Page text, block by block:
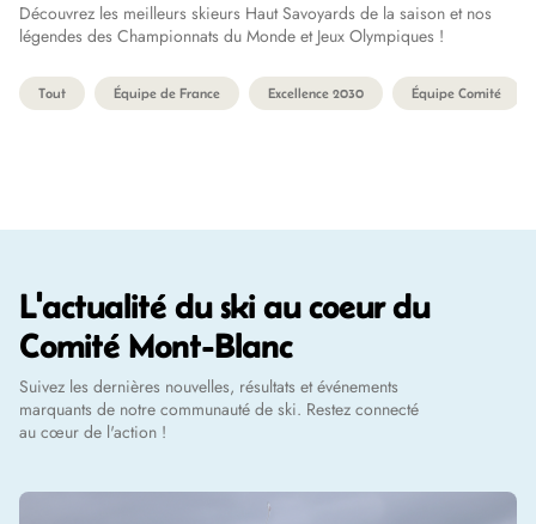
Découvrez les meilleurs skieurs Haut Savoyards de la saison et nos
légendes des Championnats du Monde et Jeux Olympiques !
Tout Équipe de France Excellence 2030 Équipe Comité
L'actualité du ski au coeur du
Comité Mont-Blanc
Suivez les dernières nouvelles, résultats et événements
marquants de notre communauté de ski. Restez connecté
au cœur de l'action !